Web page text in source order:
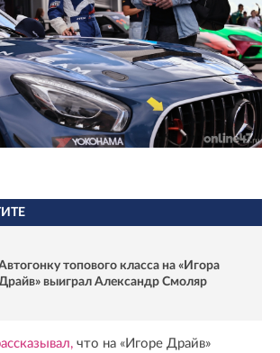
топового класса на «Игора
выиграл Александр Смоляр
что на «Игоре Драйв»